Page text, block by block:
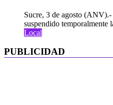
Sucre, 3 de agosto
suspendido temporalmente
Local
PUBLICIDAD